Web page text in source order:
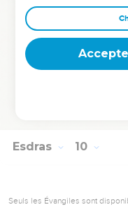
© Société biblique française –
Esdras 10
Seuls les Évangiles sont